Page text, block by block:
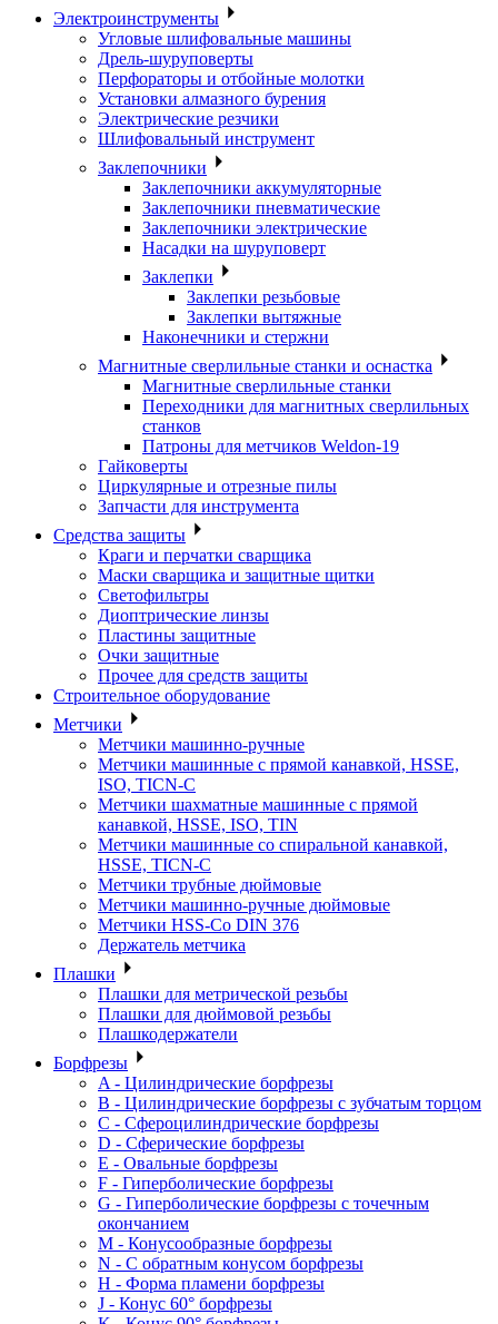
Электроинструменты
Угловые шлифовальные машины
Дрель-шуруповерты
Перфораторы и отбойные молотки
Установки алмазного бурения
Электрические резчики
Шлифовальный инструмент
Заклепочники
Заклепочники аккумуляторные
Заклепочники пневматические
Заклепочники электрические
Насадки на шуруповерт
Заклепки
Заклепки резьбовые
Заклепки вытяжные
Наконечники и стержни
Магнитные сверлильные станки и оснастка
Магнитные сверлильные станки
Переходники для магнитных сверлильных
станков
Патроны для метчиков Weldon-19
Гайковерты
Циркулярные и отрезные пилы
Запчасти для инструмента
Средства защиты
Краги и перчатки сварщика
Маски сварщика и защитные щитки
Светофильтры
Диоптрические линзы
Пластины защитные
Очки защитные
Прочее для средств защиты
Строительное оборудование
Метчики
Метчики машинно-ручные
Метчики машинные с прямой канавкой, HSSE,
ISO, TICN-C
Метчики шахматные машинные с прямой
канавкой, HSSE, ISO, TIN
Метчики машинные со спиральной канавкой,
HSSE, TICN-C
Метчики трубные дюймовые
Метчики машинно-ручные дюймовые
Метчики HSS-Co DIN 376
Держатель метчика
Плашки
Плашки для метрической резьбы
Плашки для дюймовой резьбы
Плашкодержатели
Борфрезы
A - Цилиндрические борфрезы
B - Цилиндрические борфрезы с зубчатым торцом
C - Сфероцилиндрические борфрезы
D - Сферические борфрезы
E - Овальные борфрезы
F - Гиперболические борфрезы
G - Гиперболические борфрезы с точечным
окончанием
M - Конусообразные борфрезы
N - С обратным конусом борфрезы
H - Форма пламени борфрезы
J - Конус 60° борфрезы